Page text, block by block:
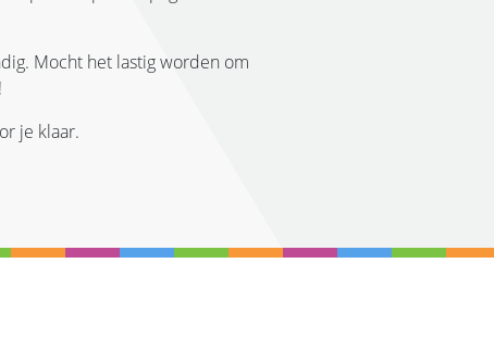
Mocht het lastig worden om
je klaar.